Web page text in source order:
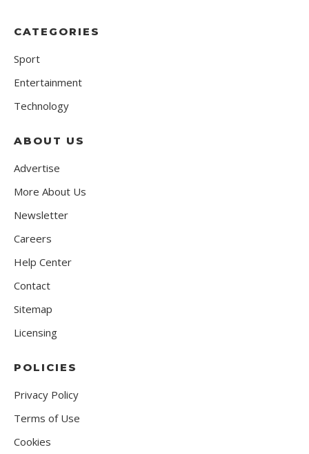
CATEGORIES
Sport
Entertainment
Technology
ABOUT US
Advertise
More About Us
Newsletter
Careers
Help Center
Contact
Sitemap
Licensing
POLICIES
Privacy Policy
Terms of Use
Cookies